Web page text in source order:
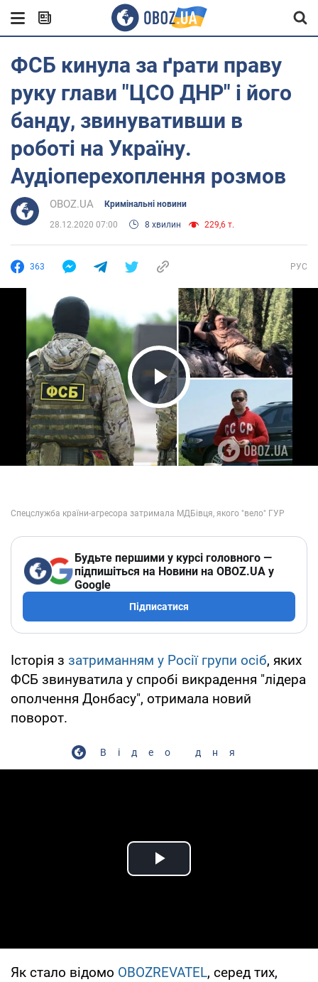
ФСБ кинула за ґрати праву
руку глави "ЦСО ДНР" і його
банду, звинувативши в
роботі на Україну.
Аудіоперехоплення розмов
OBOZ.UA Кримінальні новини
28.12.2020 07:00 8 хвилин 229,6 т.
363 РУС
Play Video
Будьте першими у курсі головного —
підпишіться на Новини на OBOZ.UA у
Google
Підписатися
Історія з затриманням у Росії групи осіб, яких
ФСБ звинуватила у спробі викрадення "лідера
ополчення Донбасу", отримала новий
поворот.
Відео дня
Play Video
Як стало відомо OBOZREVATEL, серед тих,